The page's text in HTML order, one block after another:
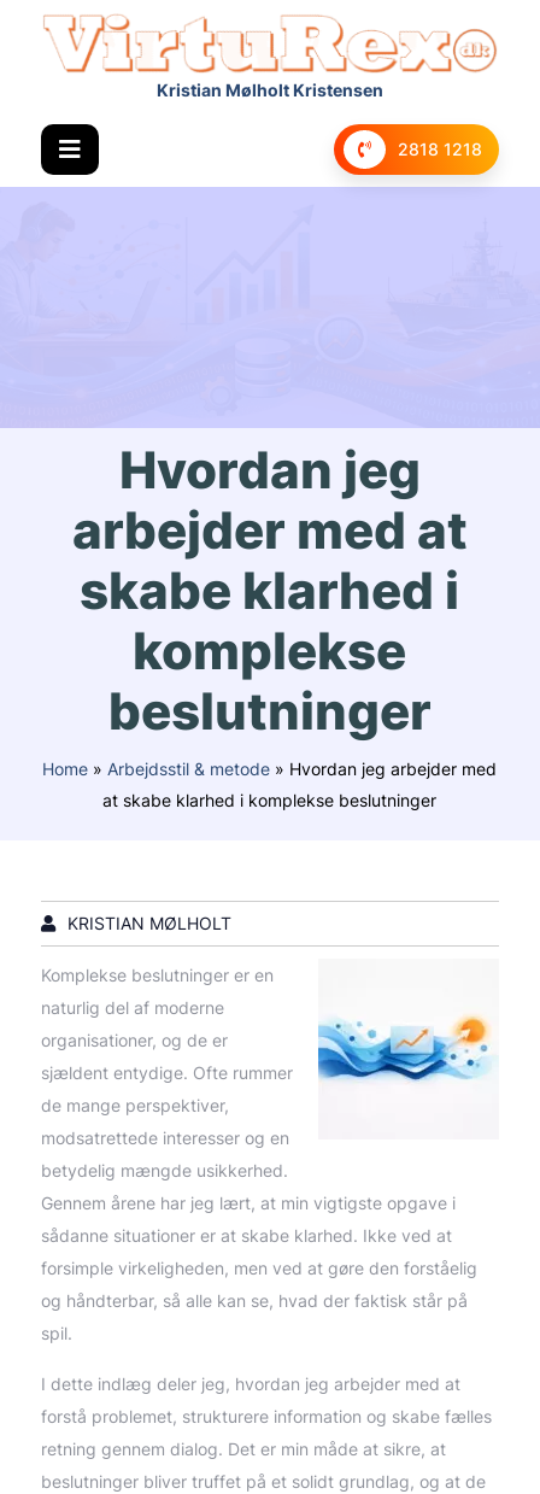
Kristian Mølholt Kristensen
2818 1218
Hvordan jeg
arbejder med at
skabe klarhed i
komplekse
beslutninger
Home » Arbejdsstil & metode » Hvordan jeg arbejder med
at skabe klarhed i komplekse beslutninger
KRISTIAN MØLHOLT
Komplekse beslutninger er en
naturlig del af moderne
organisationer, og de er
sjældent entydige. Ofte rummer
de mange perspektiver,
modsatrettede interesser og en
betydelig mængde usikkerhed.
Gennem årene har jeg lært, at min vigtigste opgave i
sådanne situationer er at skabe klarhed. Ikke ved at
forsimple virkeligheden, men ved at gøre den forståelig
og håndterbar, så alle kan se, hvad der faktisk står på
spil.
I dette indlæg deler jeg, hvordan jeg arbejder med at
forstå problemet, strukturere information og skabe fælles
retning gennem dialog. Det er min måde at sikre, at
beslutninger bliver truffet på et solidt grundlag, og at de